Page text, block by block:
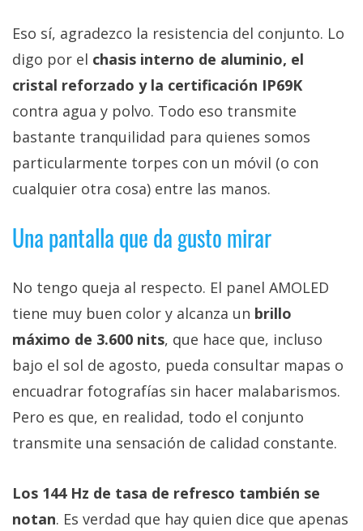
Eso sí, agradezco la resistencia del conjunto. Lo
digo por el chasis interno de aluminio, el
cristal reforzado y la certificación IP69K
contra agua y polvo. Todo eso transmite
bastante tranquilidad para quienes somos
particularmente torpes con un móvil (o con
cualquier otra cosa) entre las manos.
Una pantalla que da gusto mirar
No tengo queja al respecto. El panel AMOLED
tiene muy buen color y alcanza un brillo
máximo de 3.600 nits, que hace que, incluso
bajo el sol de agosto, pueda consultar mapas o
encuadrar fotografías sin hacer malabarismos.
Pero es que, en realidad, todo el conjunto
transmite una sensación de calidad constante.
Los 144 Hz de tasa de refresco también se
notan. Es verdad que hay quien dice que apenas